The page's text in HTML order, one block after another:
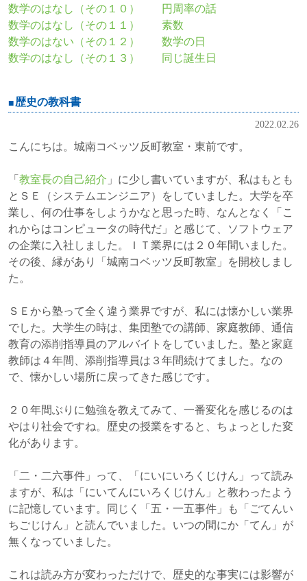
数学のはなし（その１０） 円周率の話
数学のはなし（その１１） 素数
数学のはない（その１２） 数学の日
数学のはなし（その１３） 同じ誕生日
歴史の教科書
2022.02.26
こんにちは。城南コベッツ反町教室・東前です。
「 教室長の自己紹介 」に少し書いていますが、私はもとも
とＳＥ（システムエンジニア）をしていました。大学を卒
業し、何の仕事をしようかなと思った時、なんとなく「こ
れからはコンピュータの時代だ」と感じて、ソフトウェア
の企業に入社しました。ＩＴ業界には２０年間いました。
その後、縁があり「城南コベッツ反町教室」を開校しまし
た。
ＳＥから塾って全く違う業界ですが、私には懐かしい業界
でした。大学生の時は、集団塾での講師、家庭教師、通信
教育の添削指導員のアルバイトをしていました。塾と家庭
教師は４年間、添削指導員は３年間続けてました。なの
で、懐かしい場所に戻ってきた感じです。
２０年間ぶりに勉強を教えてみて、一番変化を感じるのは
やはり社会ですね。歴史の授業をすると、ちょっとした変
化があります。
「二・二六事件」って、「にいにいろくじけん」って読み
ますが、私は「にいてんにいろくじけん」と教わったよう
に記憶しています。同じく「五・一五事件」も「ごてんい
ちごじけん」と読んでいました。いつの間にか「てん」が
無くなっていました。
これは読み方が変わっただけで、歴史的な事実には影響が